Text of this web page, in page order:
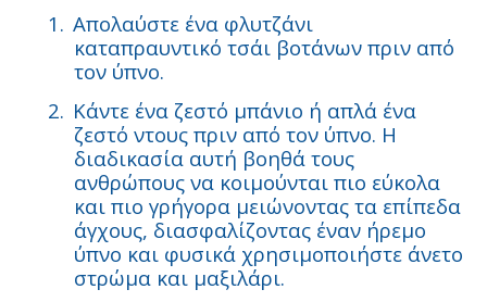
1. Απολαύστε ένα φλυτζάνι
καταπραυντικό τσάι βοτάνων πριν από
τον ύπνο.
2. Κάντε ένα ζεστό μπάνιο ή απλά ένα
ζεστό ντους πριν από τον ύπνο. Η
διαδικασία αυτή βοηθά τους
ανθρώπους να κοιμούνται πιο εύκολα
και πιο γρήγορα μειώνοντας τα επίπεδα
άγχους, διασφαλίζοντας έναν ήρεμο
ύπνο και φυσικά χρησιμοποιήστε άνετο
στρώμα και μαξιλάρι.